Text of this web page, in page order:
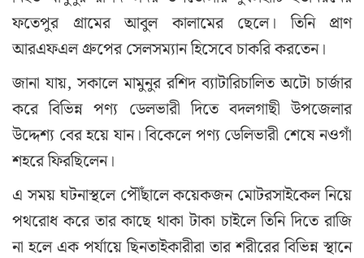
ফতেপুর গ্রামের আবুল কালামের ছেলে। তিনি প্রাণ
আরএফএল গ্রুপের সেলসম্যান হিসেবে চাকরি করতেন।
জানা যায়, সকালে মামুনুর রশিদ ব্যাটারিচালিত অটো চার্জার
করে বিভিন্ন পণ্য ডেলভারী দিতে বদলগাছী উপজেলার
উদ্দেশ্য বের হয়ে যান। বিকেলে পণ্য ডেলিভারী শেষে নওগাঁ
শহরে ফিরছিলেন।
এ সময় ঘটনাস্থলে পৌঁছালে কয়েকজন মোটরসাইকেল নিয়ে
পথরোধ করে তার কাছে থাকা টাকা চাইলে তিনি দিতে রাজি
না হলে এক পর্যায়ে ছিনতাইকারীরা তার শরীরের বিভিন্ন স্থানে